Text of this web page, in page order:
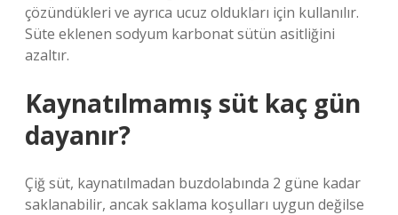
çözündükleri ve ayrıca ucuz oldukları için kullanılır.
Süte eklenen sodyum karbonat sütün asitliğini
azaltır.
Kaynatılmamış süt kaç gün
dayanır?
Çiğ süt, kaynatılmadan buzdolabında 2 güne kadar
saklanabilir, ancak saklama koşulları uygun değilse